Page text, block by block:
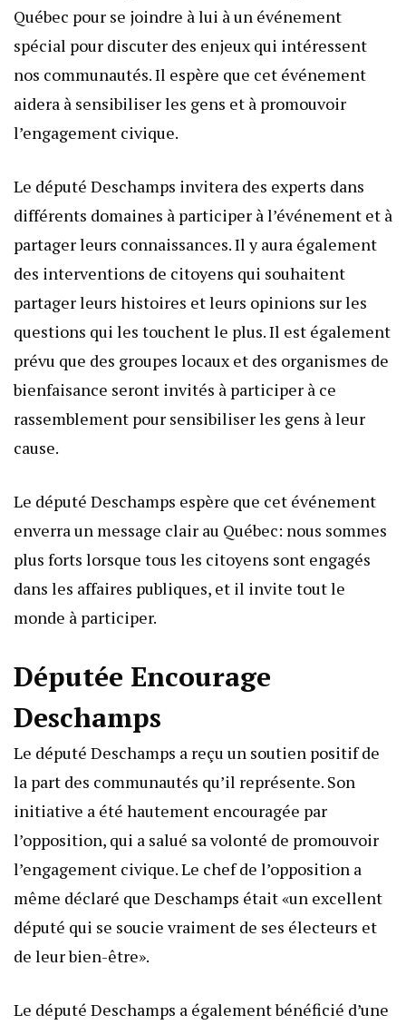
Québec pour se joindre à lui à un événement
spécial pour discuter des enjeux qui intéressent
nos communautés. Il espère que cet événement
aidera à sensibiliser les gens et à promouvoir
l’engagement civique.
Le député Deschamps invitera des experts dans
différents domaines à participer à l’événement et à
partager leurs connaissances. Il y aura également
des interventions de citoyens qui souhaitent
partager leurs histoires et leurs opinions sur les
questions qui les touchent le plus. Il est également
prévu que des groupes locaux et des organismes de
bienfaisance seront invités à participer à ce
rassemblement pour sensibiliser les gens à leur
cause.
Le député Deschamps espère que cet événement
enverra un message clair au Québec: nous sommes
plus forts lorsque tous les citoyens sont engagés
dans les affaires publiques, et il invite tout le
monde à participer.
Députée Encourage
Deschamps
Le député Deschamps a reçu un soutien positif de
la part des communautés qu’il représente. Son
initiative a été hautement encouragée par
l’opposition, qui a salué sa volonté de promouvoir
l’engagement civique. Le chef de l’opposition a
même déclaré que Deschamps était «un excellent
député qui se soucie vraiment de ses électeurs et
de leur bien-être».
Le député Deschamps a également bénéficié d’une